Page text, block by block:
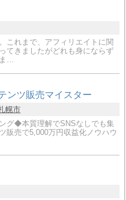
これまで、アフィリエイトに関
てきましたがどれも身にならず
…
ンツ販売マイスター
幌市
グ◆本質理解でSNSなしでも集
販売で5,000万円収益化ノウハウ